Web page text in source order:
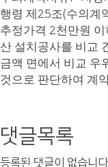
행령 제 25조(수의계
추정가격 2천만원 이
산 설치공사를 비교
금액 면에서 비교 우
것으로 판단하여 계
댓글목록
등록된 댓글이 없습니